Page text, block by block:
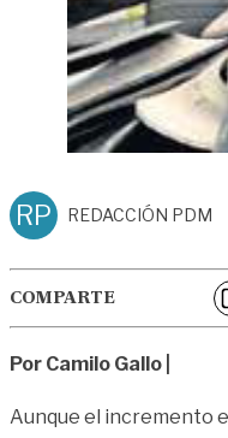
RP REDACCIÓN PDM
COMPARTE
Por Camilo Gallo |
Aunque el incremento